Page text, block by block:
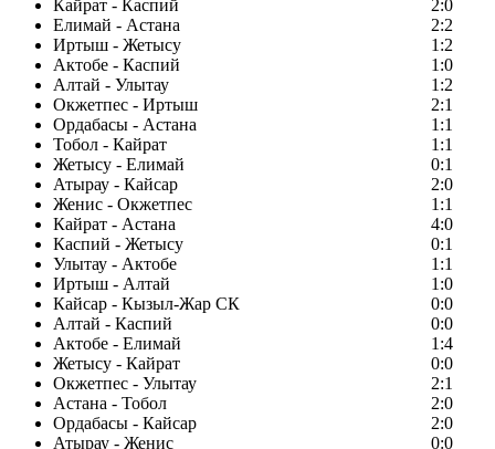
Кайрат - Каспий
2:0
Елимай - Астана
2:2
Иртыш - Жетысу
1:2
Актобе - Каспий
1:0
Алтай - Улытау
1:2
Окжетпес - Иртыш
2:1
Ордабасы - Астана
1:1
Тобол - Кайрат
1:1
Жетысу - Елимай
0:1
Атырау - Кайсар
2:0
Женис - Окжетпес
1:1
Кайрат - Астана
4:0
Каспий - Жетысу
0:1
Улытау - Актобе
1:1
Иртыш - Алтай
1:0
Кайсар - Кызыл-Жар СК
0:0
Алтай - Каспий
0:0
Актобе - Елимай
1:4
Жетысу - Кайрат
0:0
Окжетпес - Улытау
2:1
Астана - Тобол
2:0
Ордабасы - Кайсар
2:0
Атырау - Женис
0:0